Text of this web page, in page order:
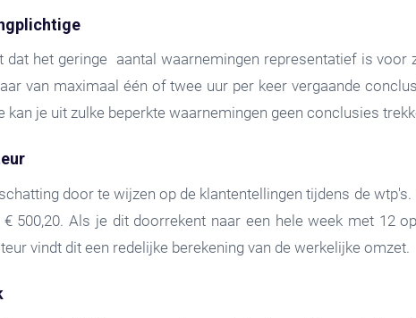
dat het geringe aantal waarnemingen representatief is
van maximaal één of twee uur per keer vergaande
kan je uit zulke beperkte waarnemingen geen conclusies
door te wijzen op de klantentellingen tijdens de
500,20. Als je dit doorrekent naar een hele week met 12
vindt dit een redelijke berekening van de werkelijke omzet.